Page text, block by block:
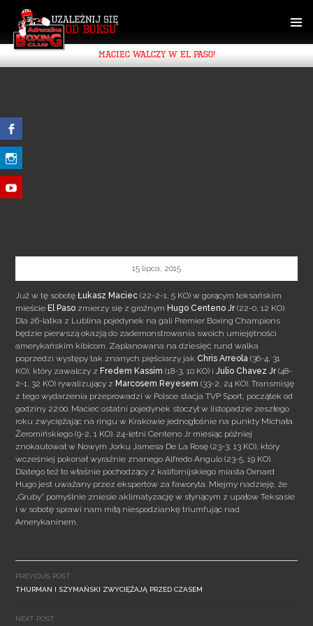
CONTENT
MACIEC WALCZY W EL PASO!
15 lipca, 2015
Już w tę sobotęŁukasz Maciec (22-2-1, 5 KO) w gorącym teksańskim
mieścieEl Paso zmierzy się z groźnymHugo Centeno Jr(22-0, 12 KO).
Dla 26-latka z Lublina pojedynek na gali Premier Boxing Champions
będzie pierwszą okazją do zademonstrowania swoich umiejętności
amerykańskim kibicom. Zaplanowana na dziesięć rund walka
poprzedzi występy tak znanych pięściarzy jak Chris Arreola (36-4, 31
KO), który zawalczy z Fredem Kassim (18-3, 10 KO) iJulio Chavez Jr(48-
2-1, 32 KO) rywalizujący zMarcosem Reyesem (33-2, 24 KO). Transmisję
z tego wydarzenia przeprowadzi w Polsce stacja TVP Sport, początek od
godziny 22:00. Maciec ostatni pojedynek stoczył w listopadzie zeszłego
roku zwyciężając na ringu w Krakowie jednogłośnie na punkty Michała
Żeromińskiego (9-2, 1 KO). 24-letni Centeno Jr miesiąc później
znokautował w Nowym Jorku Jamesa De La Rosę (23-3, 13 KO), który
wcześniej pokonał wyraźnie znanego Alfredo Angulo (23-5, 19 KO).
Dlatego też to właśnie pochodzący z kalifornijskiego miasta Oxnard
Hugo jest uważany przez ekspertów za faworyta. Miejmy nadzieję, że
„Gruby” pomyślnie zniesie aklimatyzację w słynącym z upałów Teksasie
i w sobotę sprawi nam miłą niespodziankę triumfując nad
Amerykaninem.
navigation
PREVIOUS POST
THURMAN I SZYMAŃSKI ZWYCIĘŻAJĄ PRZED CZASEM
NEXT POST